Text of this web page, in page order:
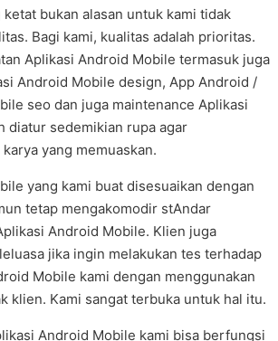
bukan alasan untuk kami tidak
Bagi kami, kualitas adalah prioritas.
Aplikasi Android Mobile termasuk juga
Android Mobile design, App Android /
seo dan juga maintenance Aplikasi
diatur sedemikian rupa agar
yang memuaskan.
yang kami buat disesuaikan dengan
tetap mengakomodir stAndar
Android Mobile. Klien juga
jika ingin melakukan tes terhadap
Mobile kami dengan menggunakan
klien. Kami sangat terbuka untuk hal itu.
Android Mobile kami bisa berfungsi